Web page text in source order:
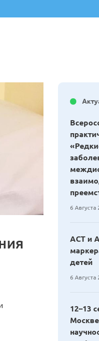
6 Августа
АСТ и
детей
6 Августа
12–13